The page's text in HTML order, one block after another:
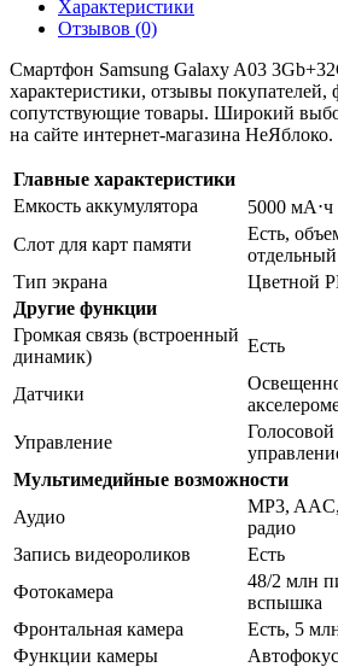
Характеристики
Отзывов (0)
Смартфон Samsung Galaxy A03
характеристики, отзывы покупателей,
сопутствующие товары. Широкий
на сайте интернет-магазина НеЯблоко.
Главные характеристики
Емкость аккумулятора
5000 мА⋅ч
Слот для карт памяти
Есть,
отдельный
Тип экрана
Цветной
Другие функции
Громкая связь (встроенный
динамик)
Есть
Датчики
Управление
Мультимедийные возможности
Аудио
MP3,
радио
Запись видеороликов
Есть
Фотокамера
48/2 млн
вспышка
Фронтальная камера
Есть, 5
Функции камеры
Автофокус